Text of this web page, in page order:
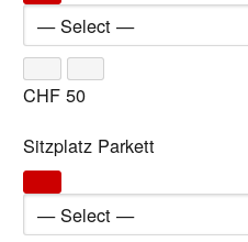
CHF 50
Sitzplatz Parkett